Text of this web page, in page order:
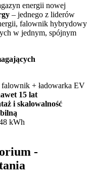
energii nowej
– jednego z liderów
falownik hybrydowy
w jednym, spójnym
falownik + ładowarka EV
15 lat
i skalowalność
kWh
-